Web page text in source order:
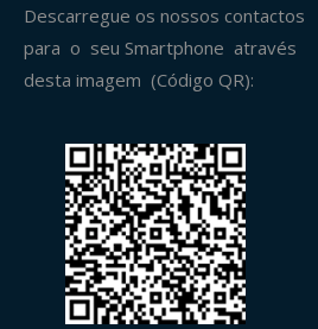
Descarregue os nossos contactos
para o seu Smartphone através
desta imagem (Código QR):